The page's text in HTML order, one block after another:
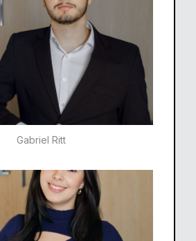
Gabriel Ritt